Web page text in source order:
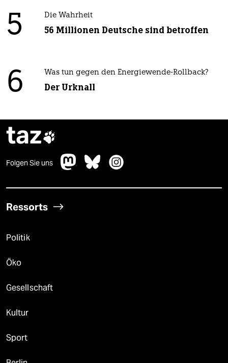
5 Die Wahrheit
56 Millionen Deutsche sind betroffen
6 Was tun gegen den Energiewende-Rollback?
Der Urknall
taz
Folgen Sie uns
Ressorts
Politik
Öko
Gesellschaft
Kultur
Sport